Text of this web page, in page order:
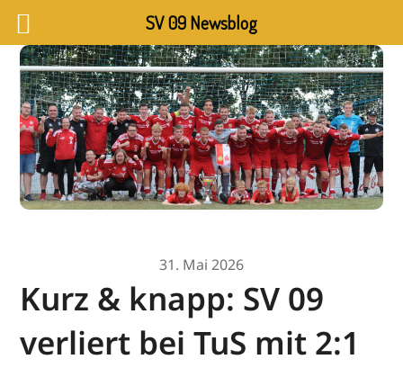
31. Mai 2026
Kurz & knapp: SV 09
verliert bei TuS mit 2:1
SV 09 Newsblog